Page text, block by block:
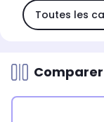
Toutes les